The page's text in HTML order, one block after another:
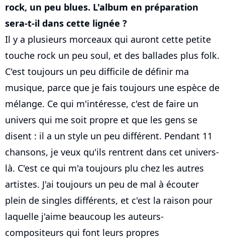
rock, un peu blues. L'album en préparation
sera-t-il dans cette lignée ?
Il y a plusieurs morceaux qui auront cette petite
touche rock un peu soul, et des ballades plus folk.
C'est toujours un peu difficile de définir ma
musique, parce que je fais toujours une espèce de
mélange. Ce qui m'intéresse, c'est de faire un
univers qui me soit propre et que les gens se
disent : il a un style un peu différent. Pendant 11
chansons, je veux qu'ils rentrent dans cet univers-
là. C'est ce qui m'a toujours plu chez les autres
artistes. J'ai toujours un peu de mal à écouter
plein de singles différents, et c'est la raison pour
laquelle j'aime beaucoup les auteurs-
compositeurs qui font leurs propres